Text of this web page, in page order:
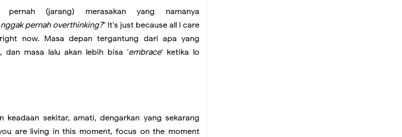
(jarang) merasakan yang namanya
pernah overthinking?" It's just because all I care
now. Masa depan tergantung dari apa yang
dan masa lalu akan lebih bisa 'embrace' ketika lo
keadaan sekitar, amati, dengarkan yang sekarang
are living in this moment, focus on the moment